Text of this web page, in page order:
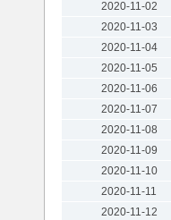
2020-11-02
2020-11-03
2020-11-04
2020-11-05
2020-11-06
2020-11-07
2020-11-08
2020-11-09
2020-11-10
2020-11-11
2020-11-12